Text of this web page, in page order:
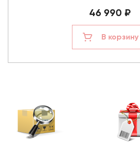
46 990 ₽
В корзину